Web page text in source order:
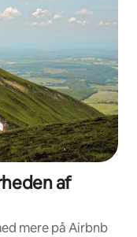
af
mere på Airbnb